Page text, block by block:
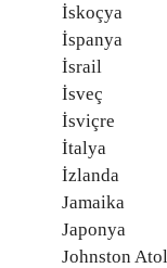
İskoçya
İspanya
İsrail
İsveç
İsviçre
İtalya
İzlanda
Jamaika
Japonya
Johnston